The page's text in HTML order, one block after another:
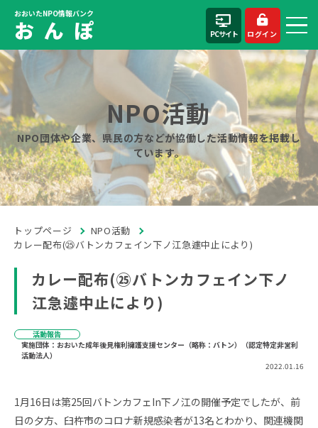
おおいたNPO情報バンク
お ん ぽ PCサイト ログイン
NPO活動
NPO団体や企業、県民の方などが協働した活動情報を掲載し
ています。
トップページ
NPO活動
カレー配布(㉕バトンカフェイン下ノ江急遽中止により)
カレー配布(㉕バトンカフェイン下ノ
江急遽中止により)
活動報告
実施団体：おおいた成年後見権利擁護支援センター（略称：バトン）（認定特定非営利
活動法人）
2022.01.16
1月16日は第25回バトンカフェIn下ノ江の開催予定でしたが、前
日の夕方、臼杵市のコロナ新規感染者が13名とわかり、関連機関